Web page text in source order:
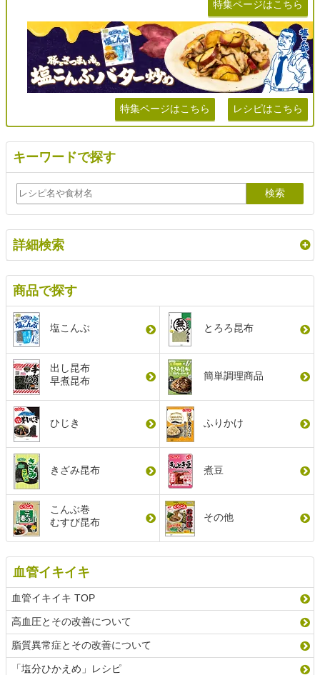
特集ページはこちら
特集ページはこちら レシピはこちら
キーワードで探す
詳細検索
商品で探す
塩こんぶ とろろ昆布
出し昆布
早煮昆布
簡単調理商品
ひじき ふりかけ
きざみ昆布 煮豆
こんぶ巻
むすび昆布
その他
血管イキイキ
血管イキイキ TOP
高血圧とその改善について
脂質異常症とその改善について
「塩分ひかえめ」レシピ